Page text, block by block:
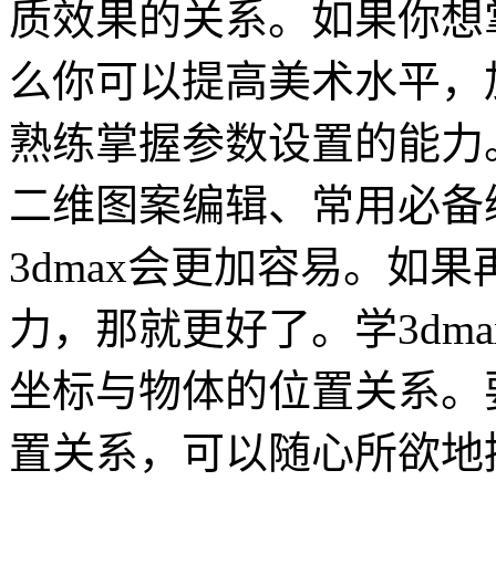
质效果的关系。如果你
么你可以提高美术水平
熟练掌握参数设置的能
二维图案编辑、常用必
3dmax会更加容易。如
力，那就更好了。学
坐标与物体的位置关系
置关系，可以随心所欲